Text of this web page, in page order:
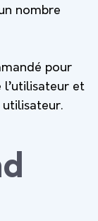
nombre
pour
et